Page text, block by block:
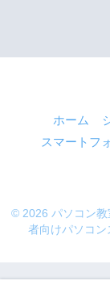
ホーム
スマートフ
© 2026 パソコン教
者向けパソコ